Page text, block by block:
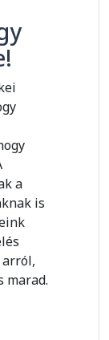
a
is
arról,
marad.